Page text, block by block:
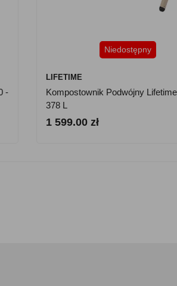
-
Niedostępny
LIFETIME
Kompostownik Podwójny
378 L
1 599.00 zł